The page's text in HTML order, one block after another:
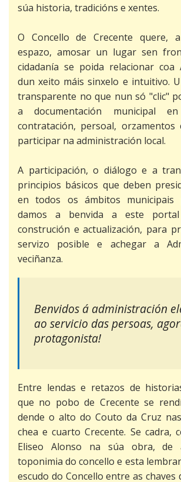
súa historia, tradicións e xentes.
O Concello de Crecente quere,
espazo, amosar un lugar sen
cidadanía se poida relacionar coa
dun xeito máis sinxelo e intuitivo.
transparente no que nun só "clic"
a documentación municipal
contratación, persoal,
participar na administración local.
A participación, o diálogo e a
principios básicos que deben
en todos os ámbitos municipais
damos a benvida a este
construción e actualización, para
servizo posible e achegar a
veciñanza.
Benvidos á administración
ao servicio das persoas,
protagonista!
Entre lendas e retazos de
que no pobo de Crecente se
dende o alto do Couto da Cruz
chea e cuarto Crecente. Se cadra,
Eliseo Alonso na súa obra, de
toponimia do concello e esta
escudo do Concello entre as chaves